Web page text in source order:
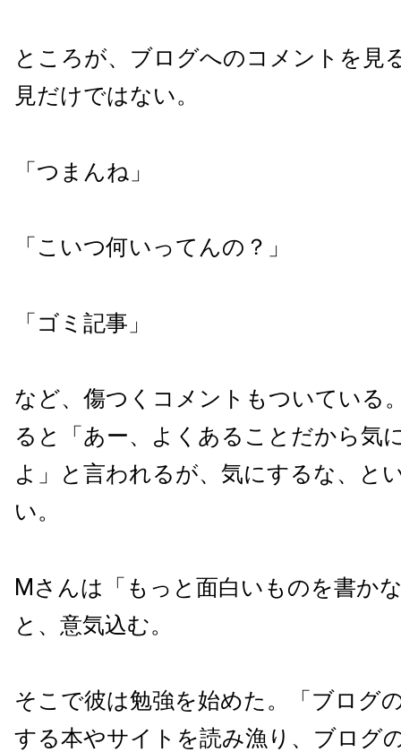
ところが、ブログへのコメントを見
見だけではない。
「つまんね」
「こいつ何いってんの？」
「ゴミ記事」
など、傷つくコメントもついている
ると「あー、よくあることだから気
よ」と言われるが、気にするな、と
い。
Mさんは「もっと面白いものを書か
と、意気込む。
そこで彼は勉強を始めた。「ブログ
する本やサイトを読み漁り、ブログ